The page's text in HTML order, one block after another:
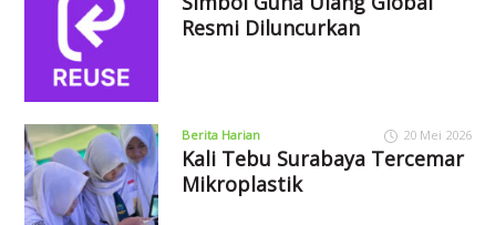
Resmi Diluncurkan
Berita Harian 20 Mei 2026
Kali Tebu Surabaya Tercemar
Mikroplastik